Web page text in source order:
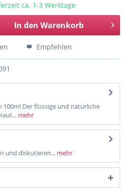
ca. 1-3 Werktage
In den Warenkorb
Empfehlen
100ml Der flüssige und natürliche
mehr
und diskutieren... mehr